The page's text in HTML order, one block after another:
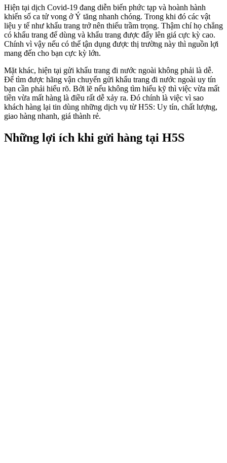
Hiện tại dịch Covid-19 đang diễn biến phức tạp và hoành hành
khiến số ca tử vong ở Ý tăng nhanh chóng. Trong khi đó các vật
liệu y tế như khẩu trang trở nên thiếu trầm trọng. Thậm chí họ chẳng
có khẩu trang để dùng và khẩu trang được đẩy lên giá cực kỳ cao.
Chính vì vậy nếu có thể tận dụng được thị trường này thì nguồn lợi
mang đến cho bạn cực kỳ lớn.
Mặt khác, hiện tại gửi khẩu trang đi nước ngoài không phải là dễ.
Để tìm được hãng vận chuyển gửi khẩu trang đi nước ngoài uy tín
bạn cần phải hiểu rõ. Bởi lẽ nếu không tìm hiểu kỹ thì việc vừa mất
tiền vừa mất hàng là điều rất dễ xảy ra. Đó chính là việc vì sao
khách hàng lại tin dùng những dịch vụ từ H5S: Uy tín, chất lượng,
giao hàng nhanh, giá thành rẻ.
Những lợi ích khi gửi hàng tại H5S